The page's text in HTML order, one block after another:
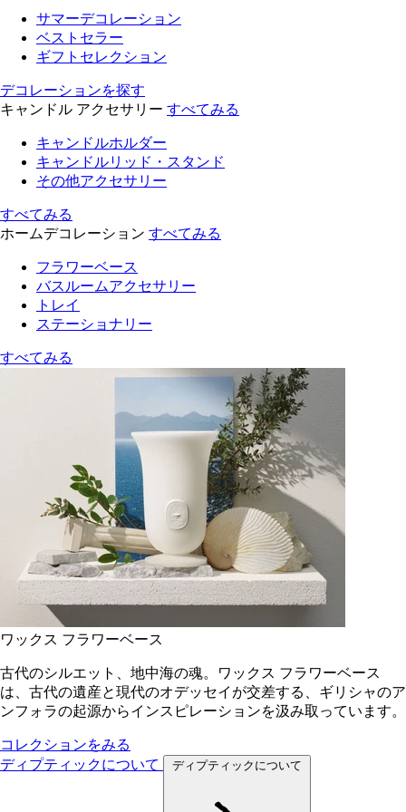
サマーデコレーション
ベストセラー
ギフトセレクション
デコレーションを探す
キャンドル アクセサリー すべてみる
キャンドルホルダー
キャンドルリッド・スタンド
その他アクセサリー
すべてみる
ホームデコレーション すべてみる
フラワーベース
バスルームアクセサリー
トレイ
ステーショナリー
すべてみる
ワックス フラワーベース
古代のシルエット、地中海の魂。ワックス フラワーベース
は、古代の遺産と現代のオデッセイが交差する、ギリシャのア
ンフォラの起源からインスピレーションを汲み取っています。
コレクションをみる
ディプティックについて
ディプティックについて